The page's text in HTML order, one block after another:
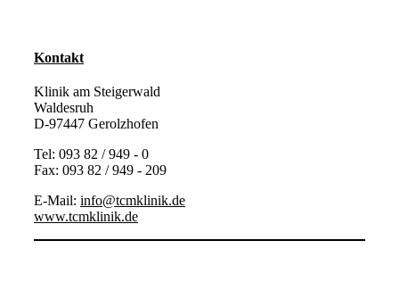
Kontakt
Klinik am Steigerwald
Waldesruh
D-97447 Gerolzhofen
Tel: 093 82 / 949 - 0
Fax: 093 82 / 949 - 209
E-Mail: info@tcmklinik.de
www.tcmklinik.de